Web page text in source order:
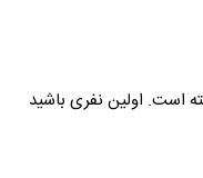
است. اولین نفری باشید